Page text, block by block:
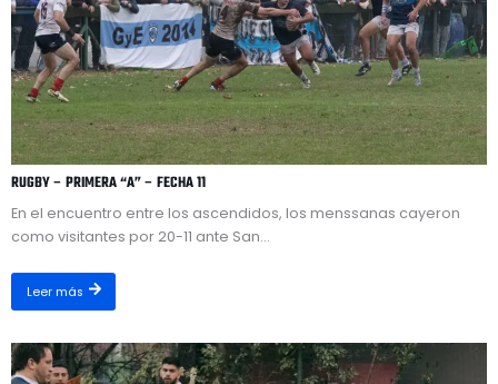
RUGBY – PRIMERA “A” – FECHA 11
En el encuentro entre los ascendidos, los menssanas cayeron
como visitantes por 20-11 ante San...
Leer más